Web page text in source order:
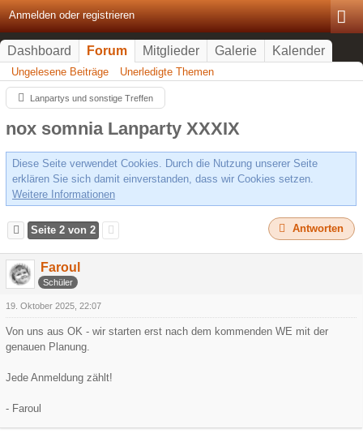
Anmelden oder registrieren
Dashboard Forum Mitglieder Galerie Kalender
Ungelesene Beiträge Unerledigte Themen
Lanpartys und sonstige Treffen
nox somnia Lanparty XXXIX
Diese Seite verwendet Cookies. Durch die Nutzung unserer Seite
erklären Sie sich damit einverstanden, dass wir Cookies setzen.
Weitere Informationen
Seite 2 von 2 Antworten
Faroul
Schüler
19. Oktober 2025, 22:07
Von uns aus OK - wir starten erst nach dem kommenden WE mit der
genauen Planung.
Jede Anmeldung zählt!
- Faroul